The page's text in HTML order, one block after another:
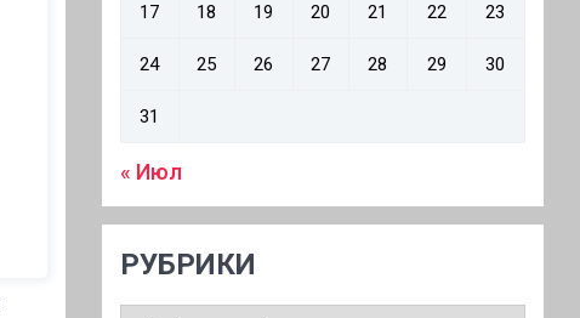
17 18 19 20 21 22 23
24 25 26 27 28 29 30
31
« Июл
РУБРИКИ